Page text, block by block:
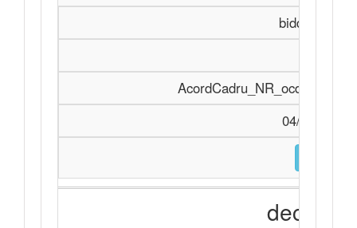
04/11/2025